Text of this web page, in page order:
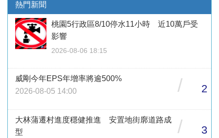
熱門新聞
桃園5行政區8/10停水11小時 近10萬戶受
影響
2026-08-06 18:15
威剛今年EPS年增率將逾500%
2026-08-05 14:00
/ 2
大林蒲遷村進度穩健推進 安置地街廓道路成
型
/ 3